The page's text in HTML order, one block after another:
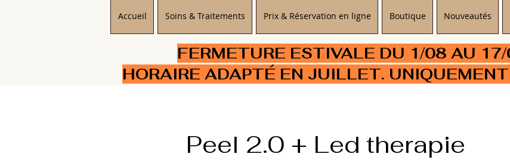
Accueil Soins & Traitements Prix & Réservation en ligne Boutique Nouveautés
FERMETURE ESTIVALE DU 1/08 AU
HORAIRE ADAPTÉ EN JUILLET.
Peel 2.0 + Led therapie